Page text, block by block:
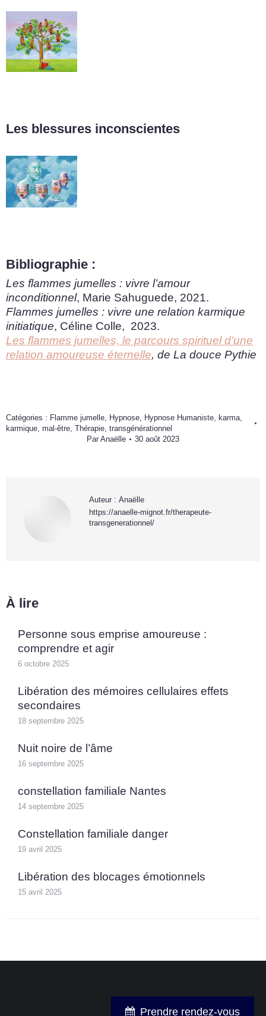
Les blessures inconscientes
Bibliographie :
Les flammes jumelles : vivre l’amour
inconditionnel, Marie Sahuguede, 2021.
Flammes jumelles : vivre une relation karmique
initiatique, Céline Colle, 2023.
Les flammes jumelles, le parcours spirituel d’une
relation amoureuse éternelle, de La douce Pythie
Catégories : Flamme jumelle, Hypnose, Hypnose Humaniste, karma,
karmique, mal-être, Thérapie, transgénérationnel
Par Anaëlle 30 août 2023
Auteur : Anaëlle
https://anaelle-mignot.fr/therapeute-
transgenerationnel/
À lire
Personne sous emprise amoureuse :
comprendre et agir
6 octobre 2025
Libération des mémoires cellulaires effets
secondaires
18 septembre 2025
Nuit noire de l’âme
16 septembre 2025
constellation familiale Nantes
14 septembre 2025
Constellation familiale danger
19 avril 2025
Libération des blocages émotionnels
15 avril 2025
Prendre rendez-vous